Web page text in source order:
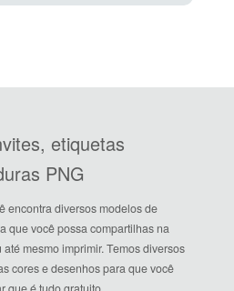
etiquetas
PNG
encontra diversos modelos de
que você possa compartilhas na
mesmo imprimir. Temos diversos
cores e desenhos para que você